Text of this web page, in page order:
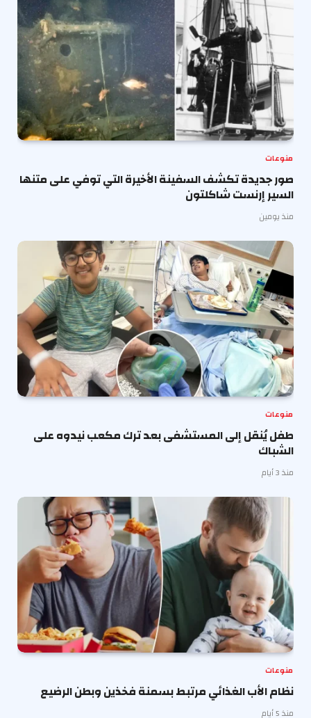
منوعات
صور جديدة تكشف السفينة الأخيرة التي توفي على متنها
السير إرنست شاكلتون
منذ يومين
منوعات
طفل يُنقل إلى المستشفى بعد ترك مكعب نيدوه على
الشباك
منذ 3 أيام
منوعات
نظام الأب الغذائي مرتبط بسمنة فخذين وبطن الرضيع
منذ 5 أيام